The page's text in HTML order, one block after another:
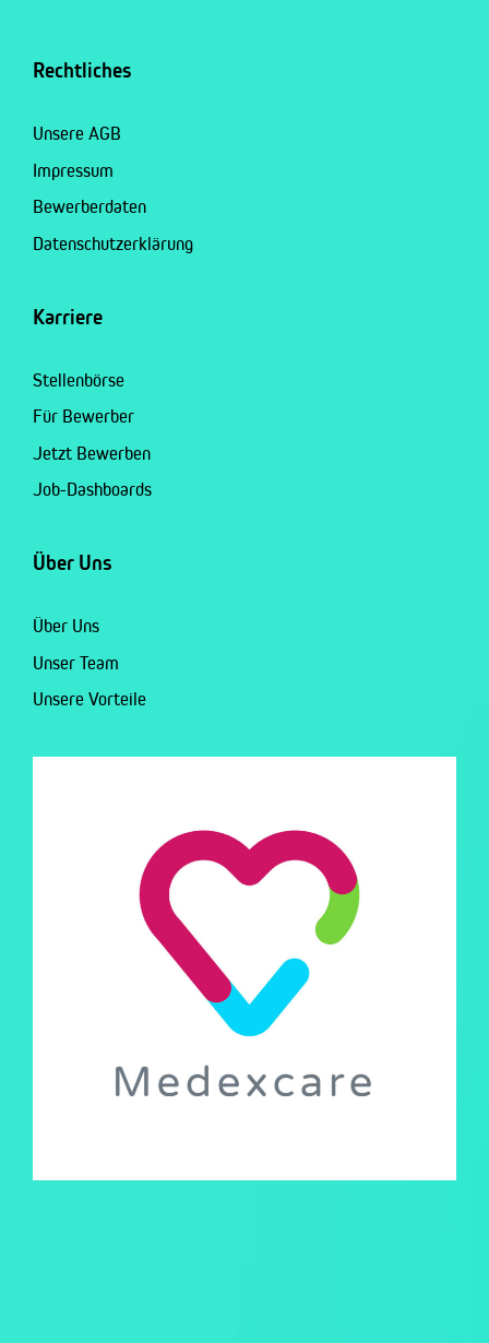
Rechtliches
Unsere AGB
Impressum
Bewerberdaten
Datenschutzerklärung
Karriere
Stellenbörse
Für Bewerber
Jetzt Bewerben
Job-Dashboards
Über Uns
Über Uns
Unser Team
Unsere Vorteile